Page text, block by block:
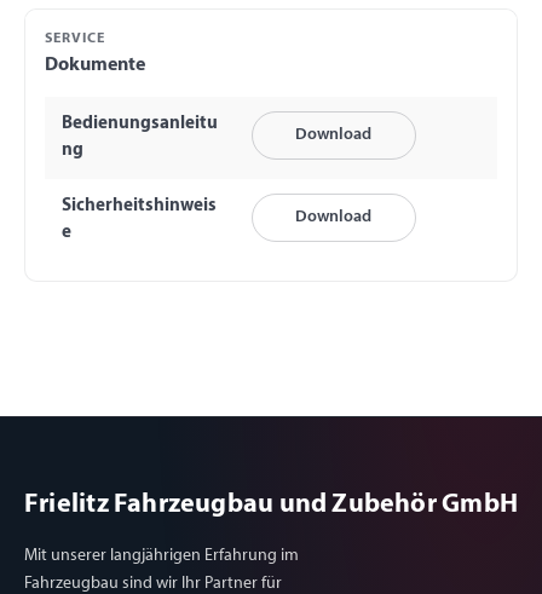
SERVICE
Dokumente
Bedienungsanleitu
ng
Download
Sicherheitshinweis
e
Download
Frielitz Fahrzeugbau und Zubehör GmbH
Mit unserer langjährigen Erfahrung im
Fahrzeugbau sind wir Ihr Partner für